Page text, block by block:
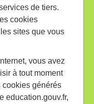
de tiers.
cookies
sites que vous
vous avez
à tout moment
cookies générés
education.gouv.fr,